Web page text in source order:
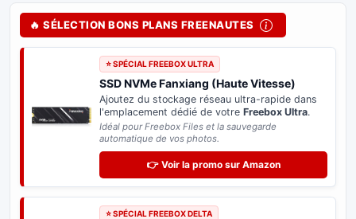
🔥 SÉLECTION BONS PLANS FREENAUTES
⭐ SPÉCIAL FREEBOX ULTRA
SSD NVMe Fanxiang (Haute Vitesse)
Ajoutez du stockage réseau ultra-rapide dans
l'emplacement dédié de votre Freebox Ultra.
Idéal pour Freebox Files et la sauvegarde
automatique de vos photos.
👉 Voir la promo sur Amazon
⭐ SPÉCIAL FREEBOX DELTA